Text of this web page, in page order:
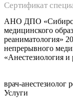
Сертификат
АНО ДПО
медицинского
реаниматология»
непрерывного
«Анестезиология и
врач-анестезиолог
Услуги